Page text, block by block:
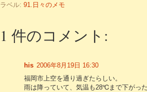
ラベル: 91.日々のメモ
1 件のコメント:
his 2006年8月19日 16:30
福岡市上空を通り過ぎたらしい。
雨は降っていて、気温も28℃まで下がっ